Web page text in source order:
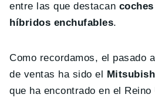
entre las que destacan
híbridos enchufables.
Como recordamos, el pasado
de ventas ha sido el
que ha encontrado en el Reino